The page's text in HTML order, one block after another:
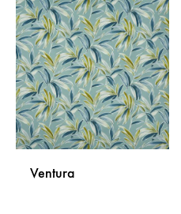
Ventura